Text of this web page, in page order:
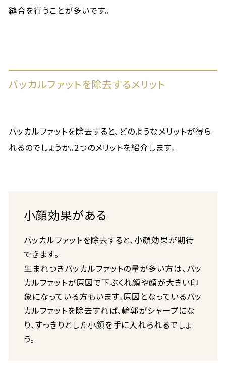
縫合を行うことが多いです。
バッカルファットを除去するメリット
バッカルファットを除去すると、どのようなメリットが得ら
れるのでしょうか。2つのメリットを紹介します。
小顔効果がある
バッカルファットを除去すると、小顔効果が期待
できます。
生まれつきバッカルファットの量が多い方は、バッ
カルファットが原因で下ぶくれ顔や顔が大きい印
象になっている方もいます。原因となっているバッ
カルファットを除去すれば、輪郭がシャープにな
り、すっきりとした小顔を手に入れられるでしょ
う。